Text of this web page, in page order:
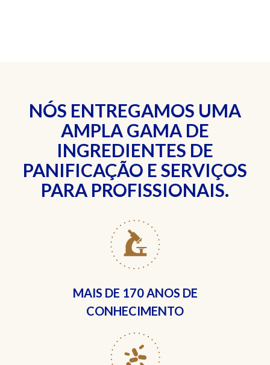
NÓS ENTREGAMOS UMA
AMPLA GAMA DE
INGREDIENTES DE
PANIFICAÇÃO E SERVIÇOS
PARA PROFISSIONAIS.
MAIS DE 170 ANOS DE
CONHECIMENTO